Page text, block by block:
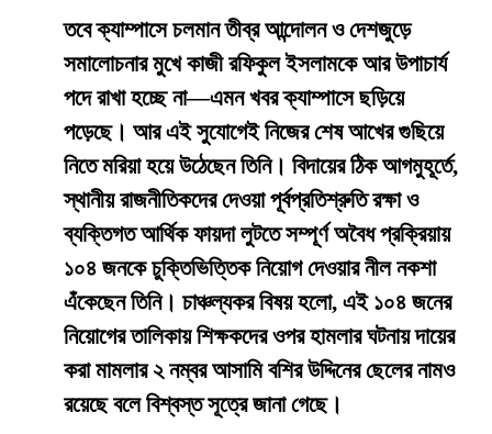
তবে ক্যাম্পাসে চলমান তীব্র আন্দোলন ও দেশজুড়ে
সমালোচনার মুখে কাজী রফিকুল ইসলামকে আর উপাচার্য
পদে রাখা হচ্ছে না—এমন খবর ক্যাম্পাসে ছড়িয়ে
পড়েছে। আর এই সুযোগেই নিজের শেষ আখের গুছিয়ে
নিতে মরিয়া হয়ে উঠেছেন তিনি। বিদায়ের ঠিক আগমুহূর্তে,
স্থানীয় রাজনীতিকদের দেওয়া পূর্বপ্রতিশ্রুতি রক্ষা ও
ব্যক্তিগত আর্থিক ফায়দা লুটতে সম্পূর্ণ অবৈধ প্রক্রিয়ায়
১০৪ জনকে চুক্তিভিত্তিক নিয়োগ দেওয়ার নীল নকশা
এঁকেছেন তিনি। চাঞ্চল্যকর বিষয় হলো, এই ১০৪ জনের
নিয়োগের তালিকায় শিক্ষকদের ওপর হামলার ঘটনায় দায়ের
করা মামলার ২ নম্বর আসামি বশির উদ্দিনের ছেলের নামও
রয়েছে বলে বিশ্বস্ত সূত্রে জানা গেছে।